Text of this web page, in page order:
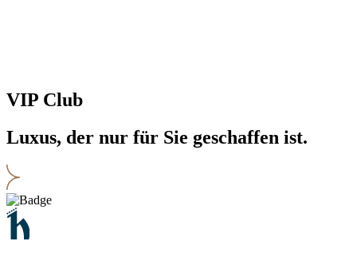
VIP Club
Luxus, der nur für Sie geschaffen ist.